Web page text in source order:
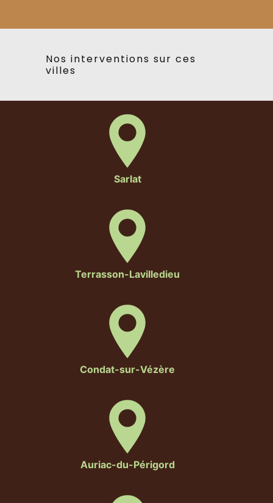
Nos interventions sur ces
villes
Sarlat
Terrasson-Lavilledieu
Condat-sur-Vézère
Auriac-du-Périgord